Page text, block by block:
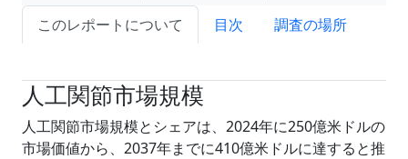
このレポートについて 目次
調査の場所
人工関節市場規模
人工関節市場規模とシェアは、2024年に250億米ドルの
市場価値から、2037年までに410億米ドルに達すると推